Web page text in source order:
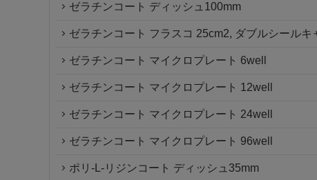
ゼラチンコート ディッシュ100mm
ゼラチンコート フラスコ 25cm2, ダブルシールキ
ゼラチンコート マイクロプレート 6well
ゼラチンコート マイクロプレート 12well
ゼラチンコート マイクロプレート 24well
ゼラチンコート マイクロプレート 96well
ポリ-L-リジンコート ディッシュ35mm